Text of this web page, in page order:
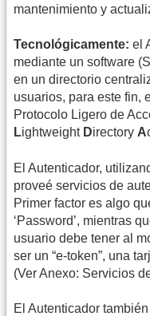
mantenimiento y
Tecnológicamente: el
mediante un software
en un directorio
usuarios, para este fin,
Protocolo Ligero de
Lightweight Directory A
El Autenticador,
proveé servicios de
Primer factor es algo
‘Password’, mientras
usuario debe tener al
ser un “e-token”, una
(Ver Anexo: Servicios
El Autenticador